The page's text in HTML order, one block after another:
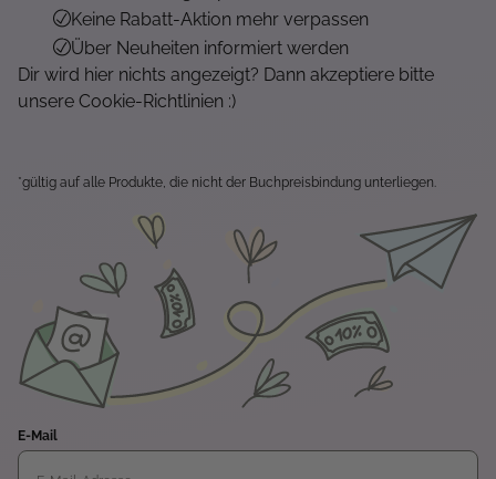
Keine Rabatt-Aktion mehr verpassen
Über Neuheiten informiert werden
Dir wird hier nichts angezeigt? Dann akzeptiere bitte
unsere Cookie-Richtlinien :)
*gültig auf alle Produkte, die nicht der Buchpreisbindung unterliegen.
E-Mail